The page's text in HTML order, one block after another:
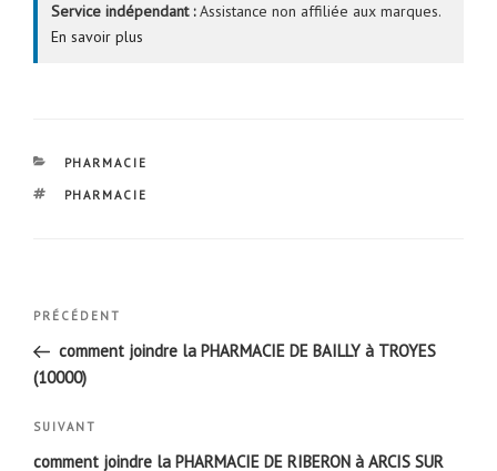
Service indépendant :Assistance non affiliée aux marques.
En savoir plus
CATÉGORIES
PHARMACIE
ÉTIQUETTES
PHARMACIE
Navigation
l’article
Article
précédent
PRÉCÉDENT
comment joindre la PHARMACIE DE BAILLY à TROYES
(10000)
Article
suivant
SUIVANT
comment joindre la PHARMACIE DE RIBERON à ARCIS SUR